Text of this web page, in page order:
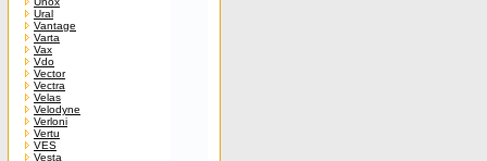
Ural
Vantage
Varta
Vax
Vdo
Vector
Vectra
Velas
Velodyne
Verloni
Vertu
VES
Vesta